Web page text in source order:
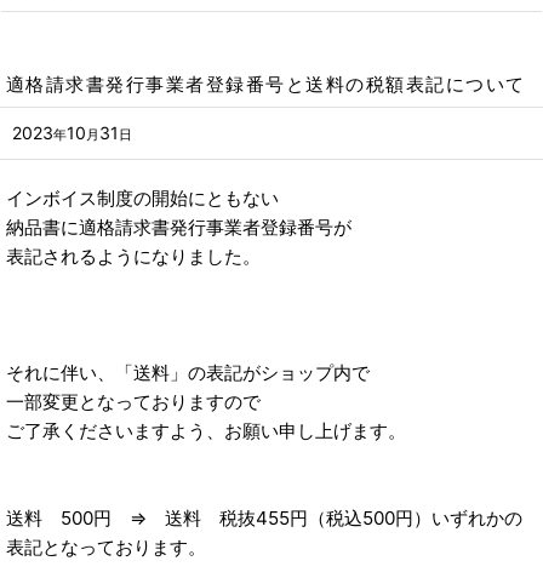
適格請求書発行事業者登録番号と送料の税額表記について
2023年10 月 31 日
インボイス制度の開始にともない
納品書に適格請求書発行事業者登録番号が
表記されるようになりました。
それに伴い、「送料」の表記がショップ内で
一部変更となっておりますので
ご了承くださいますよう、お願い申し上げます。
送料 500円 ⇒ 送料 税抜455円（税込500円）いずれかの
表記となっております。